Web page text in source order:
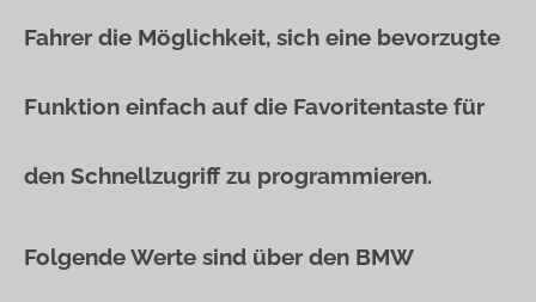
Fahrer die Möglichkeit, sich eine bevorzugte
Funktion einfach auf die Favoritentaste für
den Schnellzugriff zu programmieren.
Folgende Werte sind über den BMW